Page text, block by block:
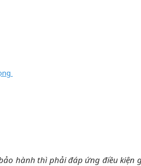
hành thì phải đáp ứng điều kiện